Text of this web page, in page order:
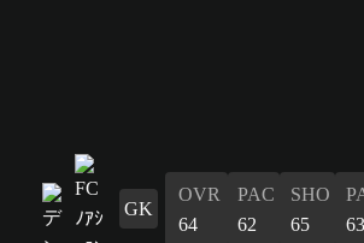
GK
OVR
64
PAC
62
SHO
65
63